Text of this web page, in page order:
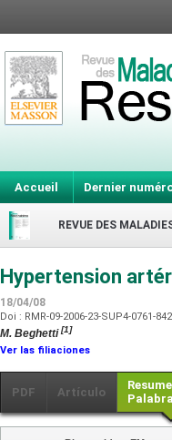
Accueil Dernier
REVUE DES
Hypertension
18/04/08
Doi : RMR-09-2006-23-SUP4-0761-
M. Beghetti[1]
Ver las filiaciones
PDF Artículo